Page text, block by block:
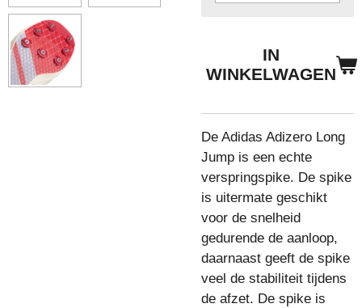
IN
WINKELWAGEN
De Adidas Adizero Long
Jump is een echte
verspringspike. De spike
is uitermate geschikt
voor de snelheid
gedurende de aanloop,
daarnaast geeft de spike
veel de stabiliteit tijdens
de afzet. De spike is